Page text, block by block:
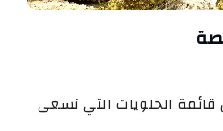
الحلويات التي نسعى